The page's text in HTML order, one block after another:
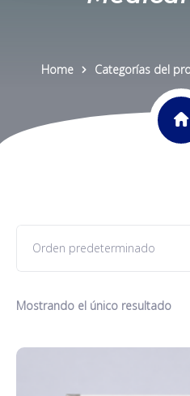
Home Categorías del
Mostrando el único resultado